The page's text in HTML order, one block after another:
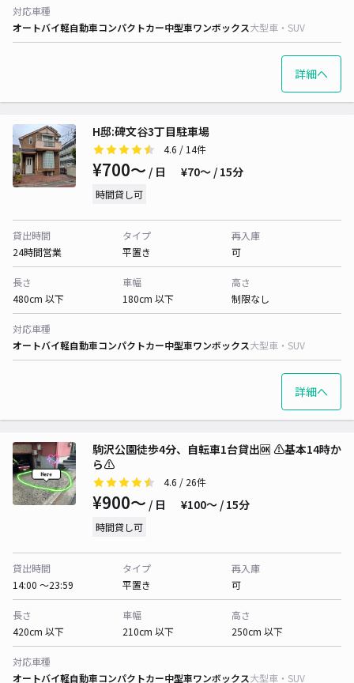
対応車種
オートバイ軽自動車コンパクトカー中型車ワンボックス大型車・SUV
詳細へ
H邸:碑文谷3丁目駐車場
4.6 / 14件
¥700〜 / 日 ¥70〜 / 15分
時間貸し可
貸出時間
24時間営業
タイプ
平置き
再入庫
可
長さ
480cm 以下
車幅
180cm 以下
高さ
制限なし
対応車種
オートバイ軽自動車コンパクトカー中型車ワンボックス大型車・SUV
詳細へ
駒沢公園徒歩4分、自転車1台貸出🆗 ⚠️基本14時か
ら⚠️
4.6 / 26件
¥900〜 / 日 ¥100〜 / 15分
時間貸し可
貸出時間
14:00 〜23:59
タイプ
平置き
再入庫
可
長さ
420cm 以下
車幅
210cm 以下
高さ
250cm 以下
対応車種
オートバイ軽自動車コンパクトカー中型車ワンボックス大型車・SUV